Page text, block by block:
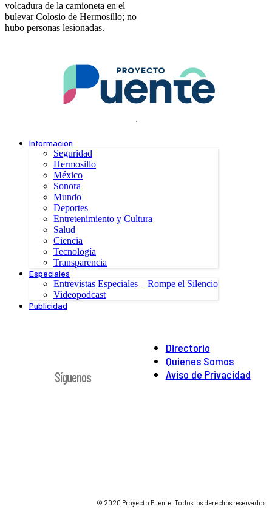
volcadura de la camioneta en el
bulevar Colosio de Hermosillo; no
hubo personas lesionadas.
.
Información
Seguridad
Hermosillo
México
Sonora
Mundo
Deportes
Entretenimiento y Cultura
Salud
Ciencia
Tecnología
Transparencia
Especiales
Entrevistas Especiales – Rompe el Silencio
Videopodcast
Publicidad
Directorio
Quienes Somos
Aviso de Privacidad
Síguenos
© 2020 Proyecto Puente. Todos los derechos reservados.